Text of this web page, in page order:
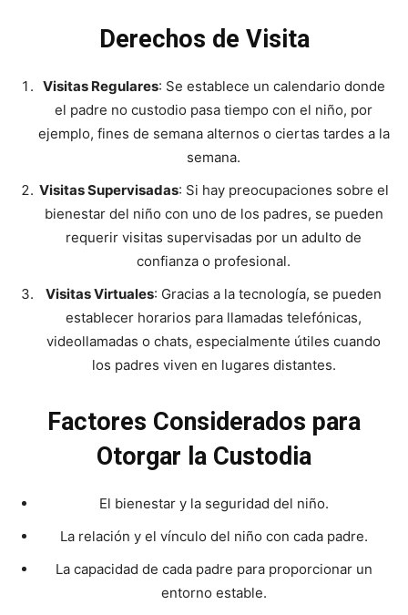
Derechos de Visita
Visitas Regulares: Se establece un calendario donde
el padre no custodio pasa tiempo con el niño, por
ejemplo, fines de semana alternos o ciertas tardes a la
semana.
Visitas Supervisadas: Si hay preocupaciones sobre el
bienestar del niño con uno de los padres, se pueden
requerir visitas supervisadas por un adulto de
confianza o profesional.
Visitas Virtuales: Gracias a la tecnología, se pueden
establecer horarios para llamadas telefónicas,
videollamadas o chats, especialmente útiles cuando
los padres viven en lugares distantes.
Factores Considerados para
Otorgar la Custodia
El bienestar y la seguridad del niño.
La relación y el vínculo del niño con cada padre.
La capacidad de cada padre para proporcionar un
entorno estable.